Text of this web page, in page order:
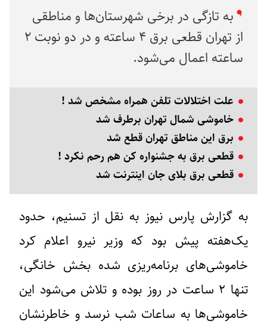
به تازگی در برخی شهرستان‌ها و مناطقی
از تهران قطعی برق ۴ ساعته و در دو نوبت ۲
ساعته اعمال می‌شود.
علت اختلالات تلفن همراه مشخص شد !
خاموشی شمال تهران برطرف شد
برق این مناطق تهران قطع شد
قطعی برق به جشنواره کن هم رحم نکرد !
قطعی برق بلای جان اینترنت شد
به گزارش پارس نیوز به نقل از تسنیم، حدود
یک‌هفته پیش بود که وزیر نیرو اعلام کرد
خاموشی‌های برنامه‌ریزی شده بخش خانگی،
تنها ۲ ساعت در روز بوده و تلاش می‌شود این
خاموشی‌ها به ساعات شب نرسد و خاطرنشان